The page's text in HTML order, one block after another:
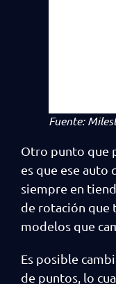
Fuente:
Otro punto que
es que ese auto
siempre en
de rotación que
modelos que
Es posible
de puntos, lo